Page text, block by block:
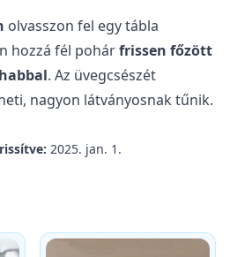
olvasszon fel egy tábla
hozzá fél pohárfrissen főzött
. Az üvegcsészét
nagyon látványosnak tűnik.
2025. jan. 1.